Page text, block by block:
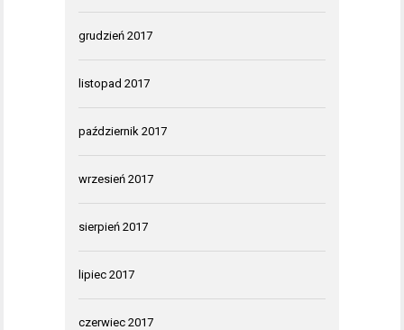
grudzień 2017
listopad 2017
październik 2017
wrzesień 2017
sierpień 2017
lipiec 2017
czerwiec 2017